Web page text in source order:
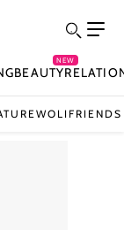
BEAUTY
NEW
WOLIFRIENDS